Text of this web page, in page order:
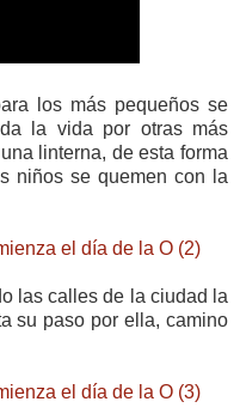
los más pequeños se
la vida por otras más
linterna, de esta forma
niños se quemen con la
las calles de la ciudad la
su paso por ella, camino